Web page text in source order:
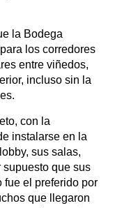
la Bodega
los corredores
entre viñedos,
incluso sin la
con la
instalarse en la
sus salas,
supuesto que sus
fue el preferido por
que llegaron